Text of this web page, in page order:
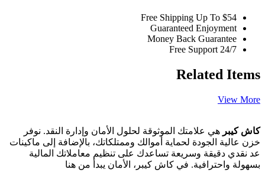
Free Shipping Up To $54
Guaranteed Enjoyment
Money Back Guarantee
Free Support 24/7
Related Items
View More
كاش كيبر هي علامتك الموثوقة لحلول الأمان وإدارة النقد. نوفر
خزن عالية الجودة لحماية أموالك وممتلكاتك، بالإضافة إلى ماكينات
عد نقدي دقيقة وسريعة تساعدك على تنظيم معاملاتك المالية
بسهولة واحترافية. في كاش كيبر، الأمان يبدأ من هنا